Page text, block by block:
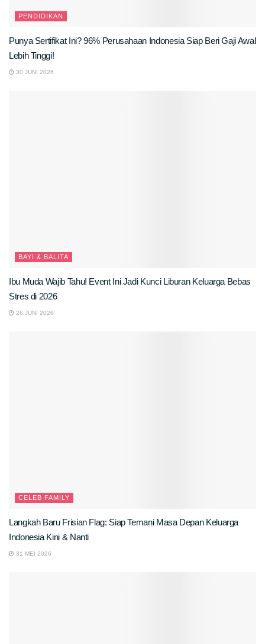
PENDIDIKAN
Punya Sertifikat Ini? 96% Perusahaan Indonesia Siap Beri Gaji Awal
Lebih Tinggi!
30 JUNI 2026
BAYI & BALITA
Ibu Muda Wajib Tahu! Event Ini Jadi Kunci Liburan Keluarga Bebas
Stres di 2026
26 JUNI 2026
CELEB FAMILY
Langkah Baru Frisian Flag: Siap Temani Masa Depan Keluarga
Indonesia Kini & Nanti
31 MEI 2026